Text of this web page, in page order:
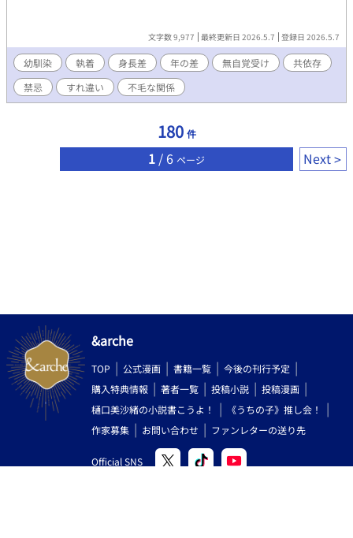
文字数 9,977 最終更新日 2026.5.7 登録日 2026.5.7
幼馴染 執着 身長差 年の差 無自覚受け
共依存
禁忌
すれ違い 不毛な関係
180 件
1 / 6 ページ Next
&arche
TOP 公式漫画 書籍一覧
今後の刊行予定
購入特典情報
著者一覧 投稿小説
投稿漫画
樋口美沙緒の小説書こうよ！
《うちの子》推し会！
作家募集
お問い合わせ ファンレターの送り先
Official SNS